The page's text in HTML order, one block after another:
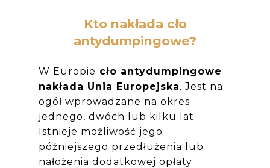
Kto nakłada cło
antydumpingowe?
W Europie cło antydumpingowe
nakłada Unia Europejska.Jest na
ogół wprowadzane na okres
jednego, dwóch lub kilku lat.
Istnieje możliwość jego
późniejszego przedłużenia lub
nałożenia dodatkowej opłaty